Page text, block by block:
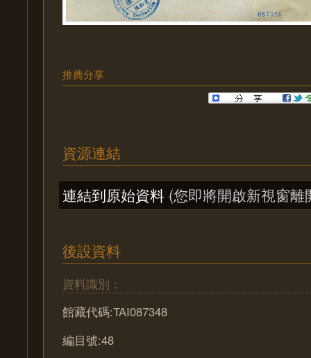
推薦分享
資源連結
連結到原始資料 (您即將開啟新視窗離
後設資料
資料識別：
館藏代碼:TAI087348
編目號:48